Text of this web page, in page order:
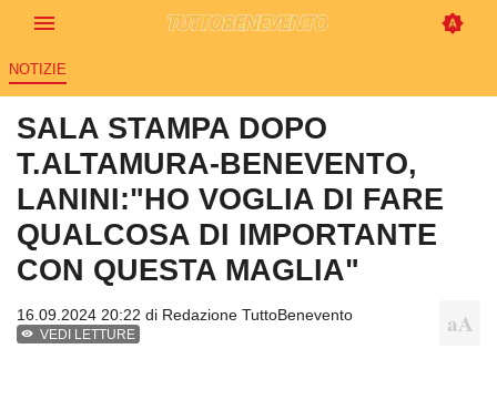
NOTIZIE
SALA STAMPA DOPO
T.ALTAMURA-BENEVENTO,
LANINI:"HO VOGLIA DI FARE
QUALCOSA DI IMPORTANTE
CON QUESTA MAGLIA"
16.09.2024 20:22 di Redazione TuttoBenevento
VEDI LETTURE